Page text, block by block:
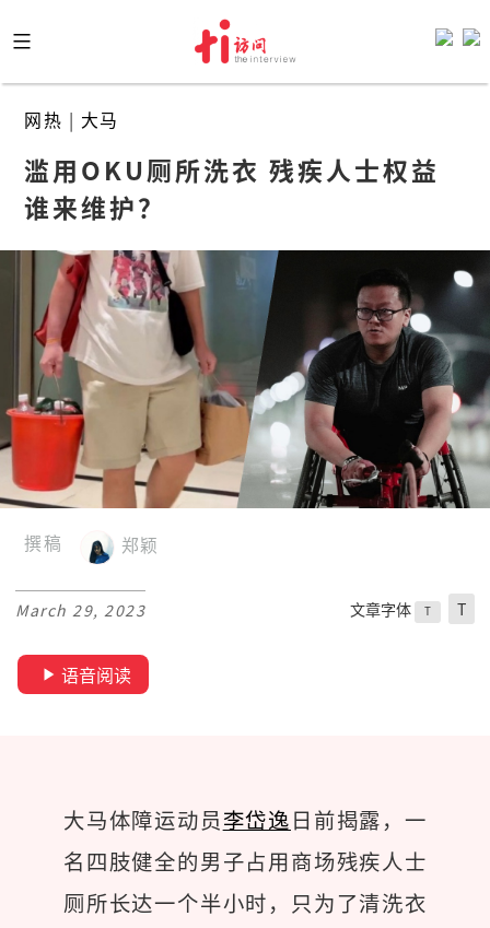
to
content
网热 | 大马
滥用OKU厕所洗衣 残疾人士权益
谁来维护？
撰稿 郑颖
March 29, 2023 文章字体 T T
语音阅读
大马体障运动员李岱逸日前揭露，一
名四肢健全的男子占用商场残疾人士
厕所长达一个半小时，只为了清洗衣